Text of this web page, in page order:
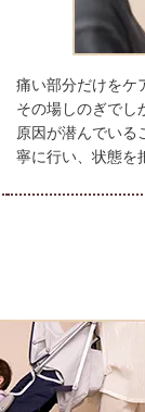
痛い部分だけをケ
その場しのぎでし
原因が潜んでいる
寧に行い、状態を